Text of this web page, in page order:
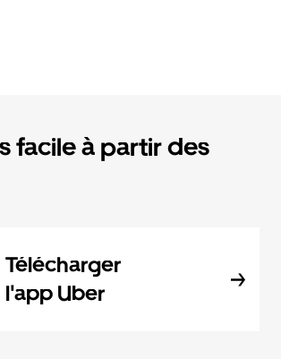
facile à partir des
Télécharger
l'app Uber